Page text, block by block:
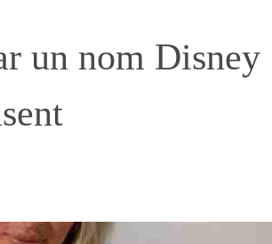
un nom Disney